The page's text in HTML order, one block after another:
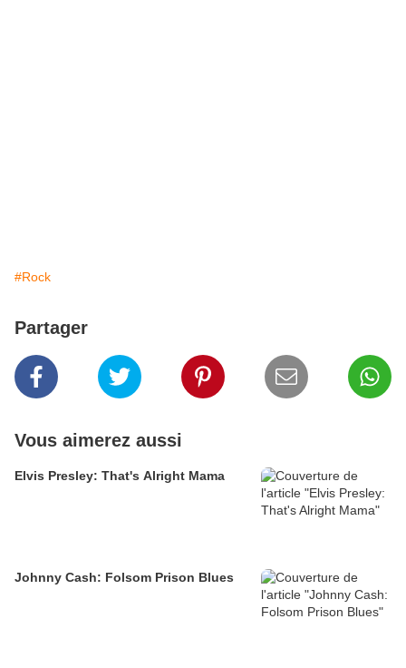
#Rock
Partager
Vous aimerez aussi
Elvis Presley: That's Alright Mama
Johnny Cash: Folsom Prison Blues